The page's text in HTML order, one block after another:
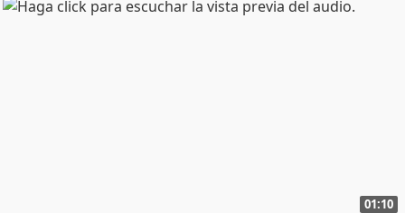
01:10